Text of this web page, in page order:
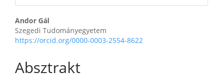
Main
Article
Andor Gál
Szegedi Tudományegyetem
https://orcid.org/0000-0003-2554-8622
Absztrakt